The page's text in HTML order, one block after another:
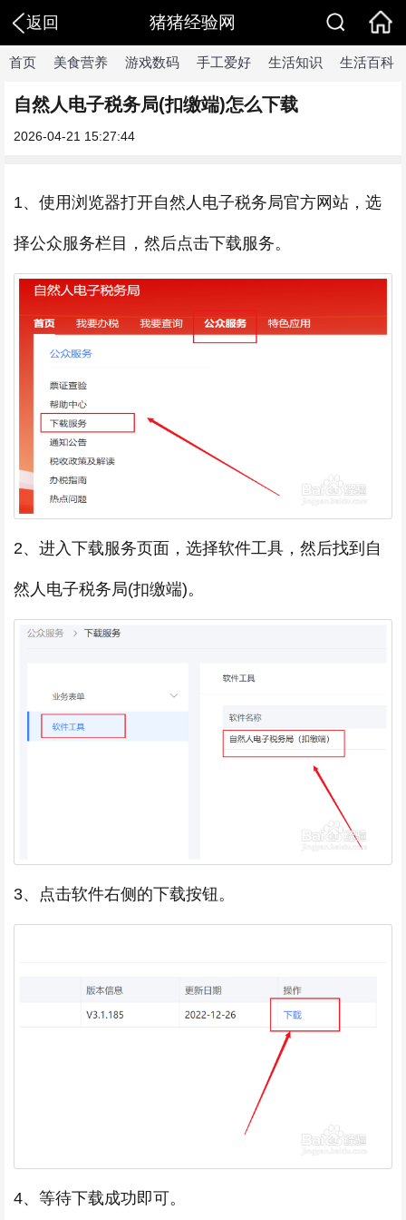
返回 猪猪经验网
首页 美食营养 游戏数码 手工爱好 生活知识 生活百科
自然人电子税务局(扣缴端)怎么下载
2026-04-21 15:27:44
1、使用浏览器打开自然人电子税务局官方网站，选
择公众服务栏目，然后点击下载服务。
2、进入下载服务页面，选择软件工具，然后找到自
然人电子税务局(扣缴端)。
3、点击软件右侧的下载按钮。
4、等待下载成功即可。